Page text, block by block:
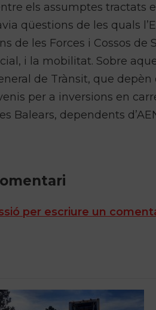
els assumptes tractats
qüestions de les quals
de les Forces i Cossos de
i la mobilitat. Sobre
de Trànsit, que depèn
per a inversions en
Balears, dependents
per escriure un